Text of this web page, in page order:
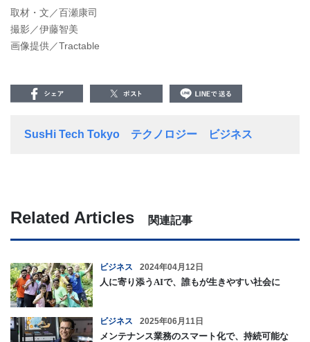
取材・文／百瀬康司
撮影／伊藤智美
画像提供／Tractable
SusHi Tech Tokyo テクノロジー ビジネス
Related Articles 関連記事
ビジネス 2024年04月12日
人に寄り添うAIで、誰もが生きやすい社会に
ビジネス 2025年06月11日
メンテナンス業務のスマート化で、持続可能な